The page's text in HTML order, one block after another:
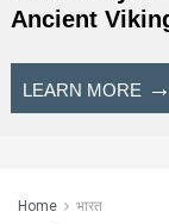
Home भारत